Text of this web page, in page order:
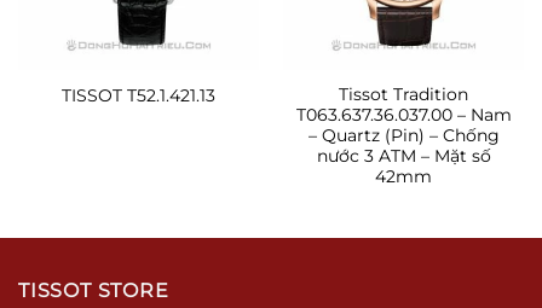
TISSOT T52.1.421.13
Tissot Tradition
T063.637.36.037.00 – Nam
– Quartz (Pin) – Chống
nước 3 ATM – Mặt số
42mm
TISSOT STORE